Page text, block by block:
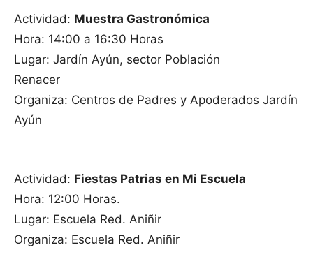
Actividad: Muestra Gastronómica
Hora: 14:00 a 16:30 Horas
Lugar: Jardín Ayún, sector Población
Renacer
Organiza: Centros de Padres y Apoderados Jardín
Ayún
Actividad: Fiestas Patrias en Mi Escuela
Hora: 12:00 Horas.
Lugar: Escuela Red. Aniñir
Organiza: Escuela Red. Aniñir